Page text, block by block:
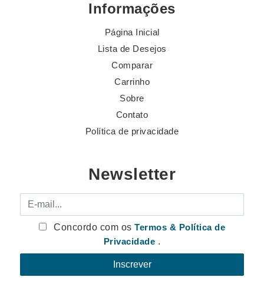
Informações
Página Inicial
Lista de Desejos
Comparar
Carrinho
Sobre
Contato
Política de privacidade
Newsletter
E-mail
Concordo com osTermos & Política de
Privacidade .